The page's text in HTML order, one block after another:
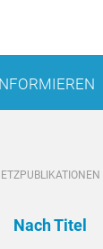
Nach Titel